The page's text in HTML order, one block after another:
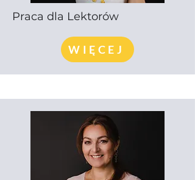
Praca dla Lektorów
WIĘCEJ